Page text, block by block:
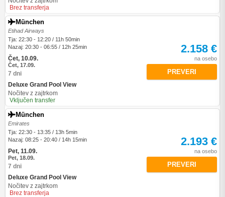
Brez transferja
München
Etihad Airways
Tja: 22:30 - 12:20 / 11h 50min
Nazaj: 20:30 - 06:55 / 12h 25min
Čet, 10.09.
Čet, 17.09.
7 dni
Deluxe Grand Pool View
Nočitev z zajtrkom
Vključen transfer
2.158 €
na osebo
PREVERI
München
Emirates
Tja: 22:30 - 13:35 / 13h 5min
Nazaj: 08:25 - 20:40 / 14h 15min
Pet, 11.09.
Pet, 18.09.
7 dni
Deluxe Grand Pool View
Nočitev z zajtrkom
Brez transferja
2.193 €
na osebo
PREVERI